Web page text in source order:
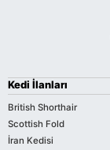
Kedi İlanları
British Shorthair
Scottish Fold
İran Kedisi